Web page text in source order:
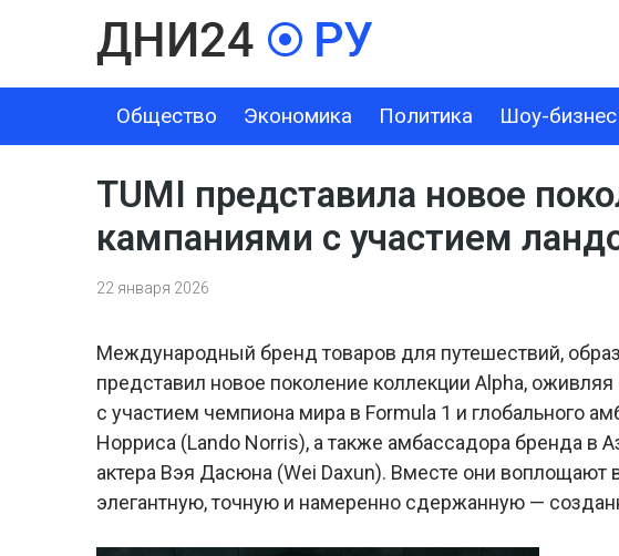
Общество Экономика Политика Шоу-бизнес
ЭКОНОМИКА ПОЛИТИКА ШОУ-БИЗНЕС В МИРЕ
TUMI представила новое
кампаниями с участием
22 января 2026
Международный бренд товаров для путешествий,
представил новое поколение коллекции Alpha,
с участием чемпиона мира в Formula 1 и глобального
Норриса (Lando Norris), а также амбассадора бренда в
актера Вэя Дасюна (Wei Daxun). Вместе они
элегантную, точную и намеренно сдержанную —